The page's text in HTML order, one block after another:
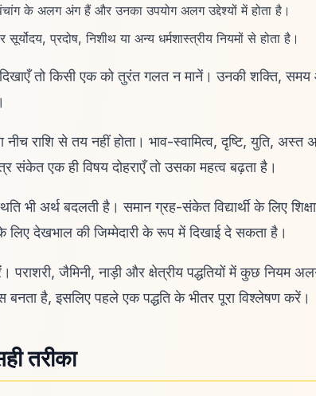
के अलग अंग हैं और उनका उपयोग अलग उद्देश्यों में होता है।
सूर्योदय, प्रदोष, निशीथ या अन्य धर्मशास्त्रीय नियमों से होता है।
तो किसी एक को तुरंत गलत न मानें। उनकी शक्ति,
राशि से तय नहीं होता। भाव-स्वामित्व, दृष्टि, युति,
संकेत एक ही विषय दोहराएँ तो उसका महत्व बढ़ता है।
भी अर्थ बदलती है। समान ग्रह-संकेत विद्यार्थी के लिए
लिए देखभाल की जिम्मेदारी के रूप में दिखाई दे सकता है।
पराशरी, जैमिनी, नाड़ी और क्षेत्रीय पद्धतियों में कुछ नियम
बनता है, इसलिए पहले एक पद्धति के भीतर पूरा विश्लेषण करें।
तरीका